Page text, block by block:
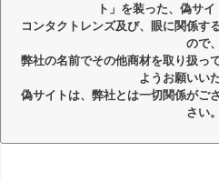
ト」を装った、偽サイ
コンタクトレンズ及び、眼に関係す
ので、
弊社の名前でその他商材を取り扱っ
ようお願いい
偽サイトは、弊社とは一切関係がご
さい。